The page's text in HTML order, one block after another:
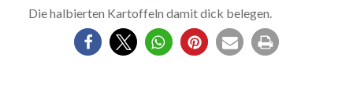
Die halbierten Kartoffeln damit dick belegen.